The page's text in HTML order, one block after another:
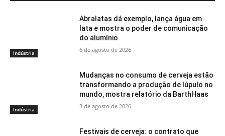
Indústria
Abralatas dá exemplo, lança água em
lata e mostra o poder de comunicação
do alumínio
6 de agosto de 2026
Indústria
Mudanças no consumo de cerveja estão
transformando a produção de lúpulo no
mundo, mostra relatório da BarthHaas
3 de agosto de 2026
Festivais de cerveja: o contrato que